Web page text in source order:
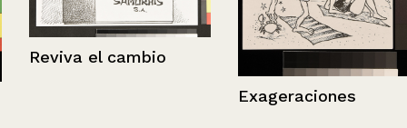
Reviva el cambio
Exageraciones